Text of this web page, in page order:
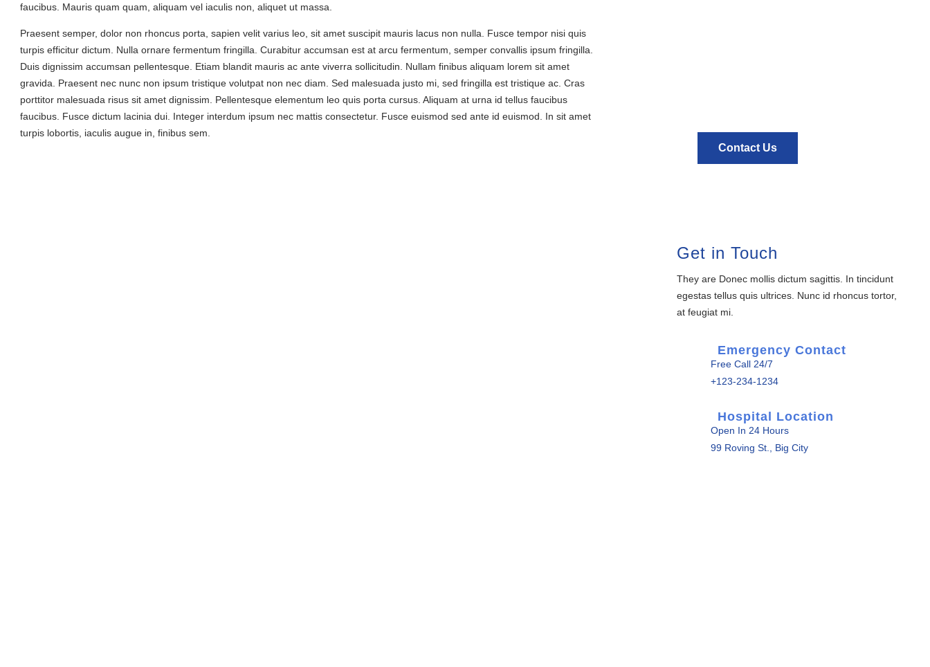
faucibus. Mauris quam quam, aliquam vel iaculis non, aliquet ut massa.
Praesent semper, dolor non rhoncus porta, sapien velit varius leo, sit amet suscipit mauris lacus non nulla. Fusce tempor nisi quis
turpis efficitur dictum. Nulla ornare fermentum fringilla. Curabitur accumsan est at arcu fermentum, semper convallis ipsum fringilla.
Duis dignissim accumsan pellentesque. Etiam blandit mauris ac ante viverra sollicitudin. Nullam finibus aliquam lorem sit amet
gravida. Praesent nec nunc non ipsum tristique volutpat non nec diam. Sed malesuada justo mi, sed fringilla est tristique ac. Cras
porttitor malesuada risus sit amet dignissim. Pellentesque elementum leo quis porta cursus. Aliquam at urna id tellus faucibus
faucibus. Fusce dictum lacinia dui. Integer interdum ipsum nec mattis consectetur. Fusce euismod sed ante id euismod. In sit amet
turpis lobortis, iaculis augue in, finibus sem.
Contact Us
Get in Touch
They are Donec mollis dictum sagittis. In tincidunt
egestas tellus quis ultrices. Nunc id rhoncus tortor,
at feugiat mi.
Emergency Contact
Free Call 24/7
+123-234-1234
Hospital Location
Open In 24 Hours
99 Roving St., Big City